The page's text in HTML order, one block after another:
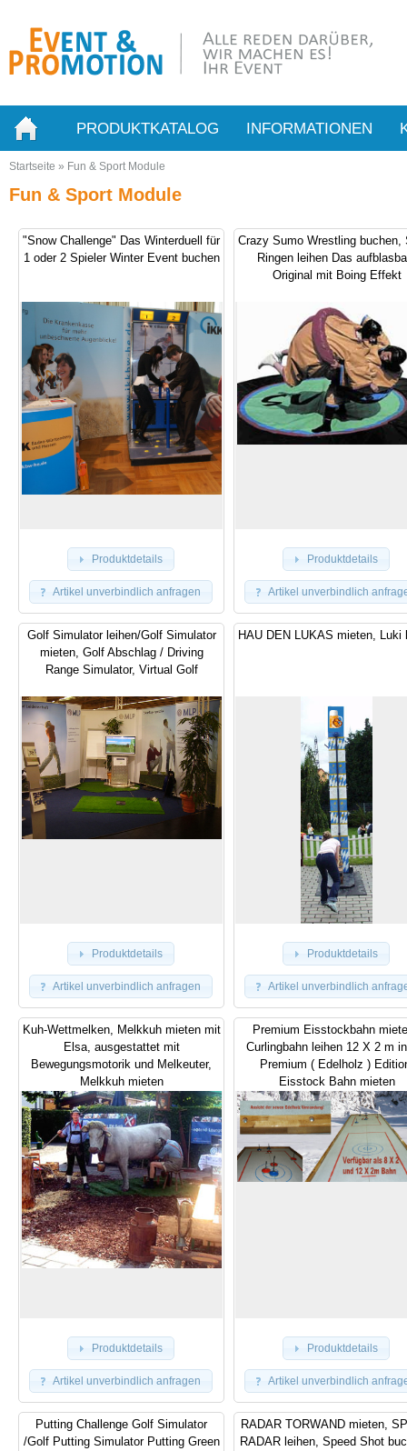
PRODUKTKATALOG INFORMATIONEN
Startseite » Fun & Sport Module
Fun & Sport Module
"Snow Challenge" Das Winterduell für
1 oder 2 Spieler Winter Event buchen
Produktdetails
Artikel unverbindlich anfragen
Crazy Sumo Wrestling buchen,
Ringen leihen Das
Original mit Boing Effekt
Produktdetails
Artikel unverbindlich
Golf Simulator leihen/Golf Simulator
mieten, Golf Abschlag / Driving
Range Simulator, Virtual Golf
Produktdetails
Artikel unverbindlich anfragen
HAU DEN LUKAS mieten, Luki
Produktdetails
Artikel unverbindlich
Kuh-Wettmelken, Melkkuh mieten mit
Elsa, ausgestattet mit
Bewegungsmotorik und Melkeuter,
Melkkuh mieten
Produktdetails
Artikel unverbindlich anfragen
Premium Eisstockbahn
Curlingbahn leihen 12 X 2 m
Premium ( Edelholz )
Eisstock Bahn mieten
Produktdetails
Artikel unverbindlich
Putting Challenge Golf Simulator
/Golf Putting Simulator Putting Green
RADAR TORWAND mieten,
RADAR leihen, Speed Shot